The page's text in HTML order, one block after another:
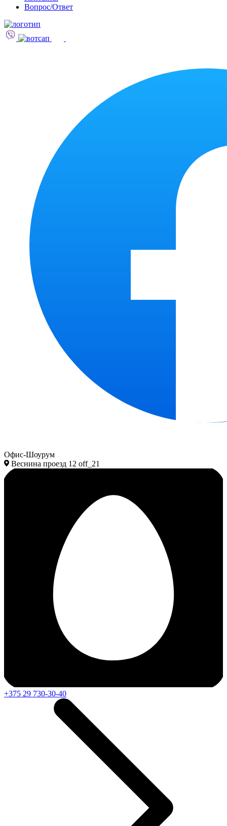
Вопрос/Ответ
Офис-Шоурум
Веснина проезд 12 off_21
+375 29 730-30-40